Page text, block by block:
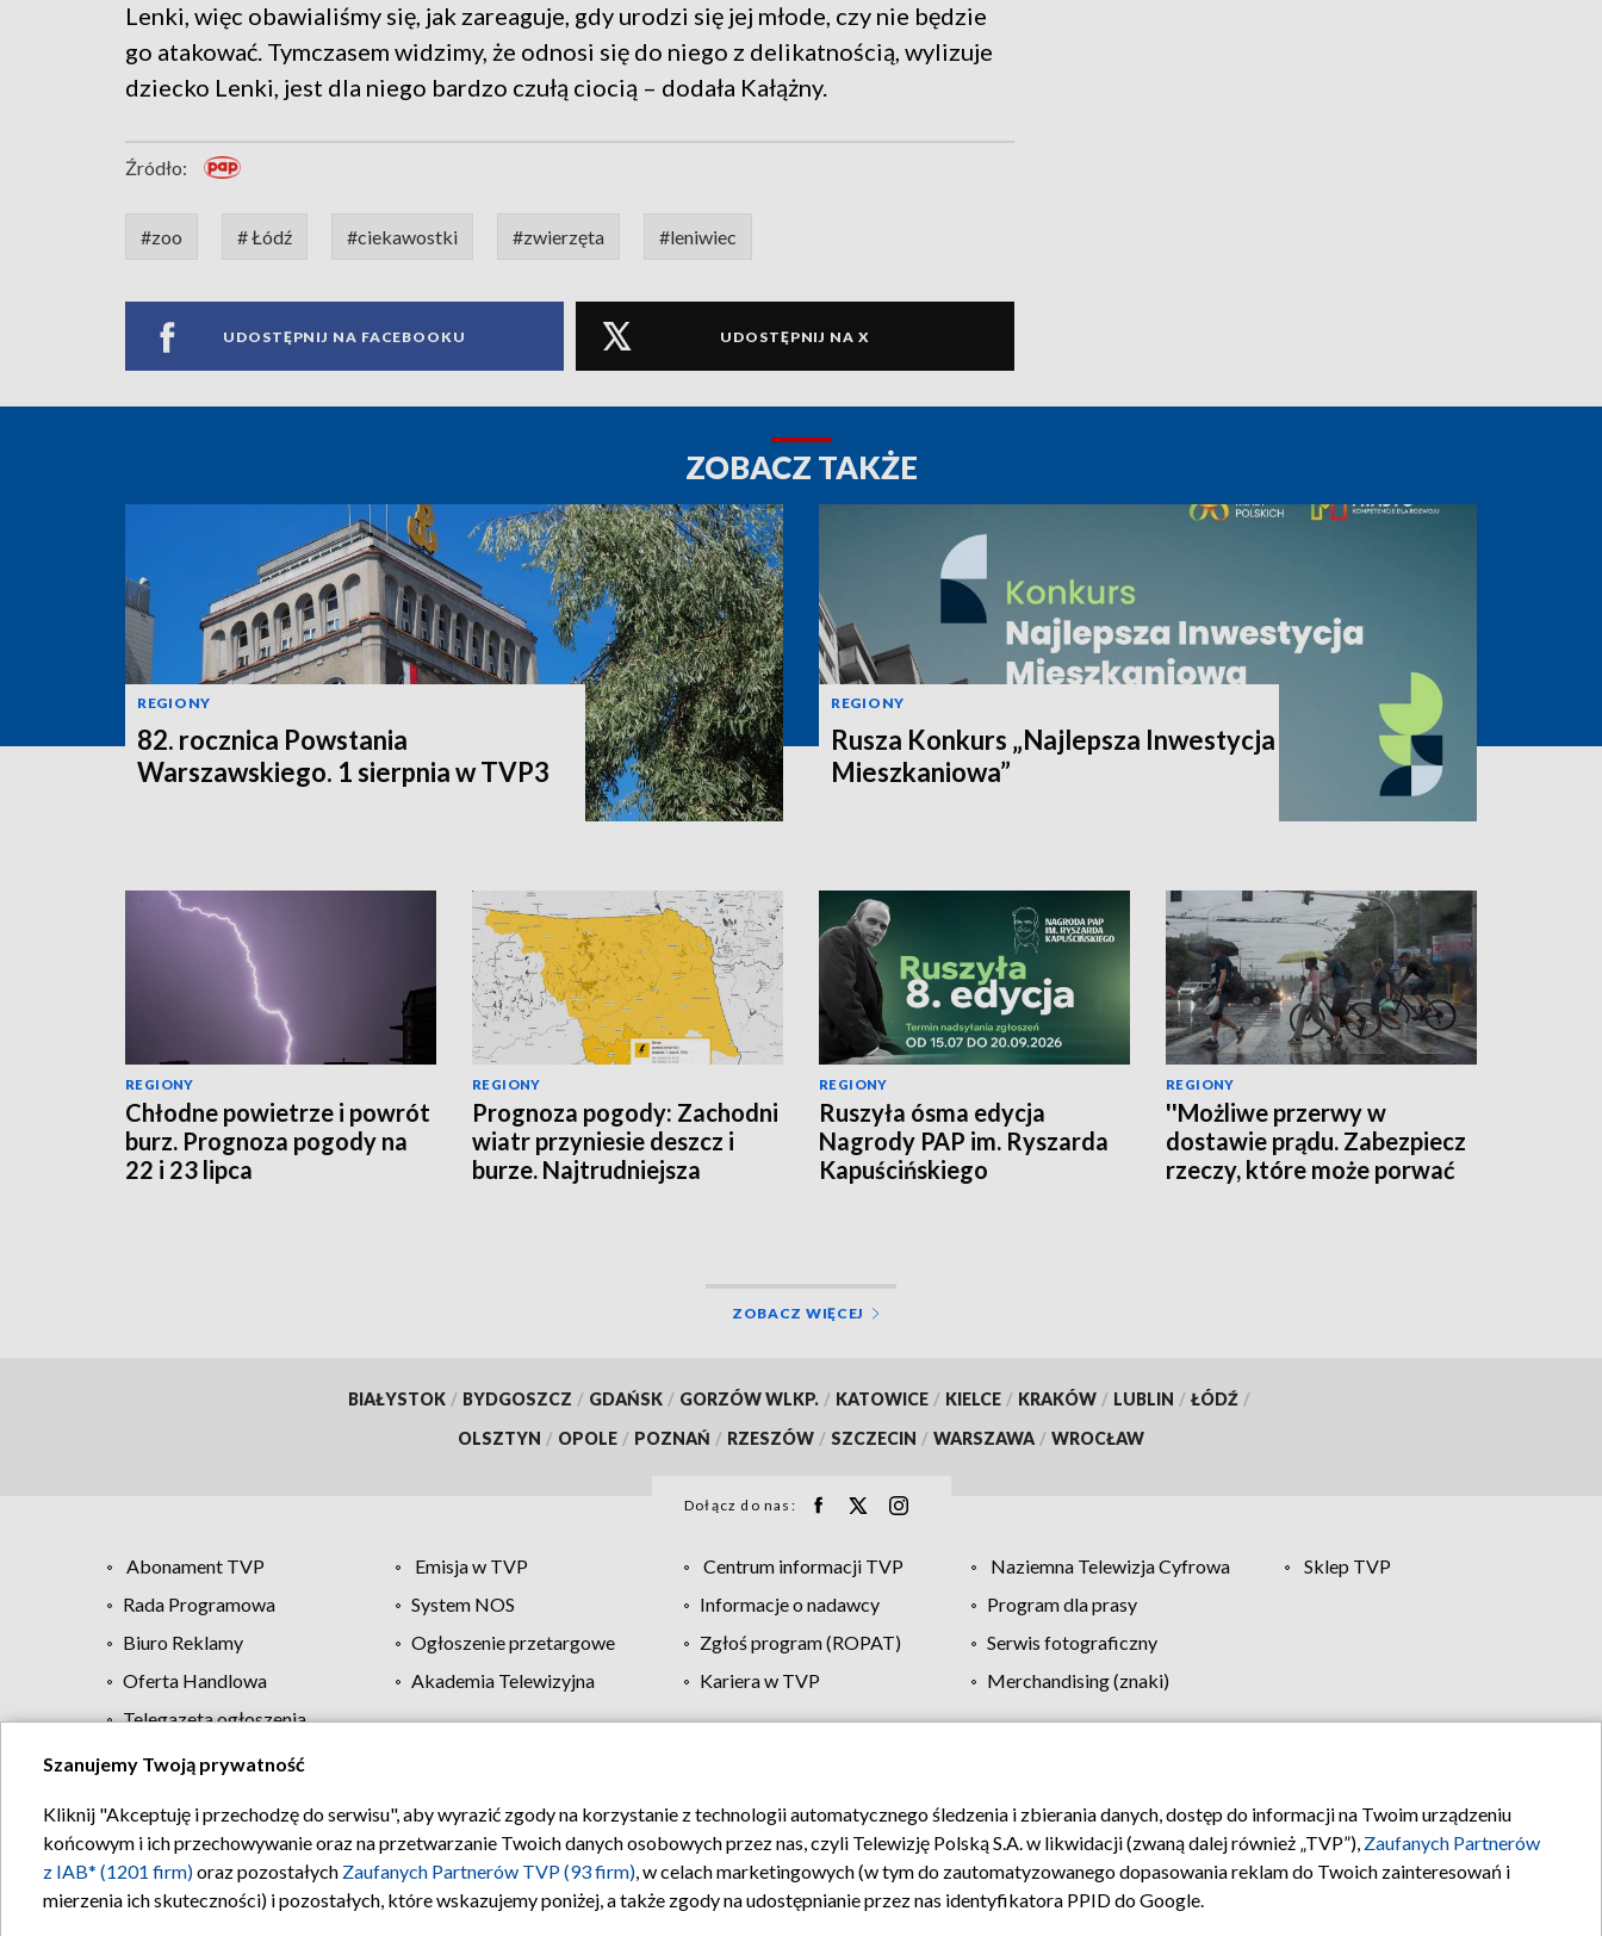
Lenki, więc obawialiśmy się, jak zareaguje, gdy urodzi się jej młode, czy nie będzie
go atakować. Tymczasem widzimy, że odnosi się do niego z delikatnością, wylizuje
dziecko Lenki, jest dla niego bardzo czułą ciocią – dodała Kałążny.
Źródło:
#zoo # Łódź #ciekawostki #zwierzęta #leniwiec
UDOSTĘPNIJ NA FACEBOOKU UDOSTĘPNIJ NA X
ZOBACZ TAKŻE
REGIONY
82. rocznica Powstania
Warszawskiego. 1 sierpnia w TVP3
REGIONY
Rusza Konkurs „Najlepsza Inwestycja
Mieszkaniowa”
REGIONY
Chłodne powietrze i powrót
burz. Prognoza pogody na
22 i 23 lipca
REGIONY
Prognoza pogody: Zachodni
wiatr przyniesie deszcz i
burze. Najtrudniejsza
REGIONY
Ruszyła ósma edycja
Nagrody PAP im. Ryszarda
Kapuścińskiego
REGIONY
''Możliwe przerwy w
dostawie prądu. Zabezpiecz
rzeczy, które może porwać
ZOBACZ WIĘCEJ
BIAŁYSTOK / BYDGOSZCZ / GDAŃSK / GORZÓW WLKP. / KATOWICE / KIELCE / KRAKÓW / LUBLIN / ŁÓDŹ /
OLSZTYN / OPOLE / POZNAŃ / RZESZÓW / SZCZECIN / WARSZAWA / WROCŁAW
Dołącz do nas:
Abonament TVP Emisja w TVP Centrum informacji TVP Naziemna Telewizja Cyfrowa
Sklep TVP
Rada Programowa
System NOS Informacje o nadawcy
Program dla prasy
Biuro Reklamy
Ogłoszenie przetargowe Zgłoś program (ROPAT)
Serwis fotograficzny
Oferta Handlowa
Akademia Telewizyjna Kariera w TVP
Merchandising (znaki)
Telegazeta ogłoszenia
Regulamin TVP Polityka prywatności Moje zgody Pomoc Biuro reklamy Kontakt
Szanujemy Twoją prywatność
Kliknij "Akceptuję i przechodzę do serwisu", aby wyrazić zgody na korzystanie z technologii automatycznego śledzenia i zbierania danych, dostęp do informacji na Twoim urządzeniu
końcowym i ich przechowywanie oraz na przetwarzanie Twoich danych osobowych przez nas, czyli Telewizję Polską S.A. w likwidacji (zwaną dalej również „TVP”), Zaufanych Partnerów
z IAB* (1201 firm)oraz pozostałych Zaufanych Partnerów TVP (93 firm), w celach marketingowych (w tym do zautomatyzowanego dopasowania reklam do Twoich zainteresowań i
mierzenia ich skuteczności) i pozostałych, które wskazujemy poniżej, a także zgody na udostępnianie przez nas identyfikatora PPID do Google.